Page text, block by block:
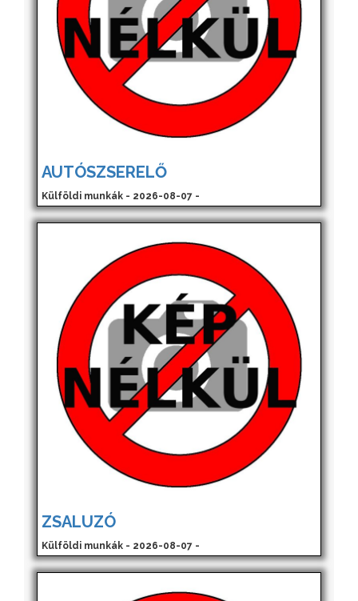
AUTÓSZSERELŐ
Külföldi munkák - 2026-08-07 -
ZSALUZÓ
Külföldi munkák - 2026-08-07 -